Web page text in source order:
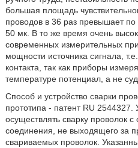
большая площадь
проводов в 36 раз превышает
50 мк. В то же время очень
современных измерительных
мощности источника сигнала,
контакта, так как приборы
температуре потенциал, а не
Способ и устройство сварки
прототипа - патент RU 2544327.
осуществлять сварку проволок
соединения, не выходящего за
свариваемых проволок.